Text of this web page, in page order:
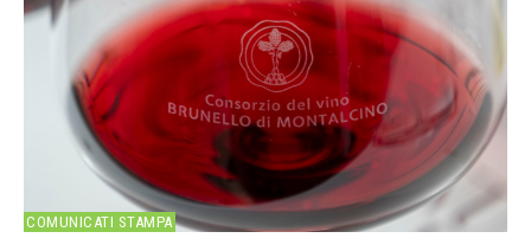
COMUNICATI STAMPA